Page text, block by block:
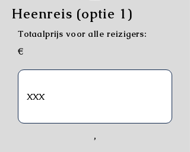
Heenreis (optie 1)
Totaalprijs voor alle reizigers:
€
,